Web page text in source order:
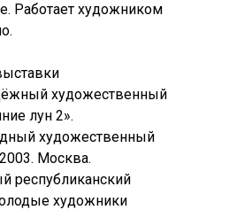
Работает художником
художественный
лун 2».
художественный
Москва.
республиканский
художники